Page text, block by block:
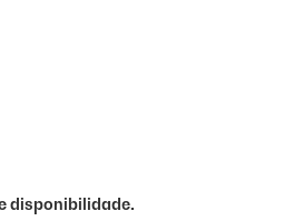
disponibilidade.